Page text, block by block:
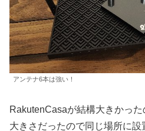
アンテナ6本は強い！
RakutenCasaが結構大きかっ
大きさだったので同じ場所に設